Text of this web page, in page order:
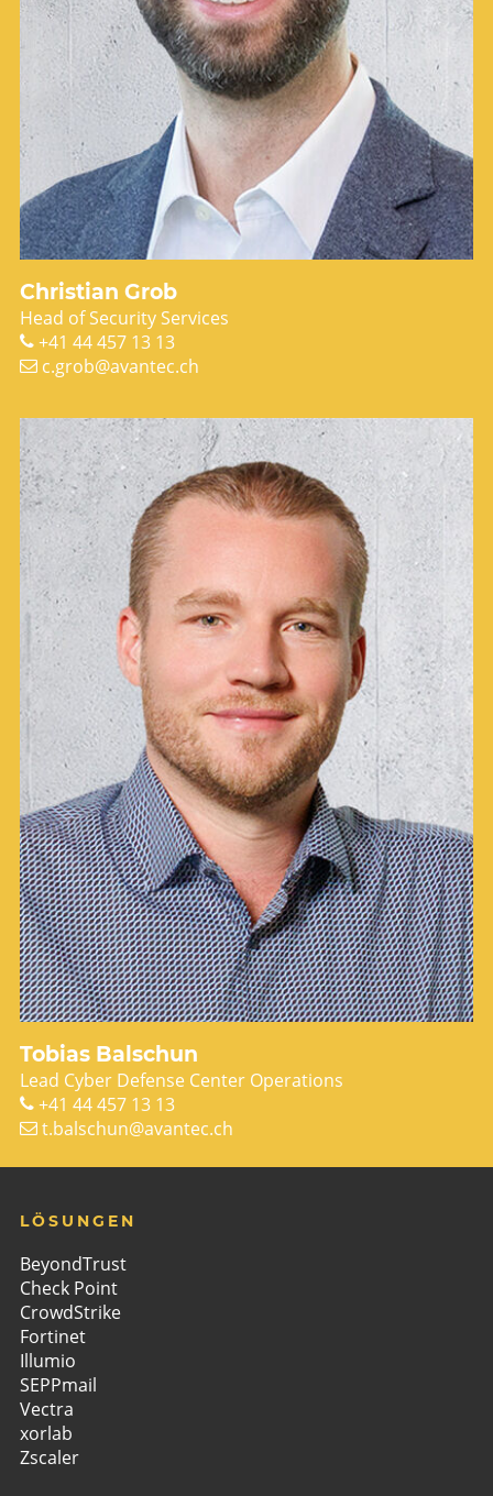
Christian Grob
Head of Security Services
+41 44 457 13 13
c.grob@avantec.ch
Tobias Balschun
Lead Cyber Defense Center Operations
+41 44 457 13 13
t.balschun@avantec.ch
LÖSUNGEN
BeyondTrust
Check Point
CrowdStrike
Fortinet
Illumio
SEPPmail
Vectra
xorlab
Zscaler